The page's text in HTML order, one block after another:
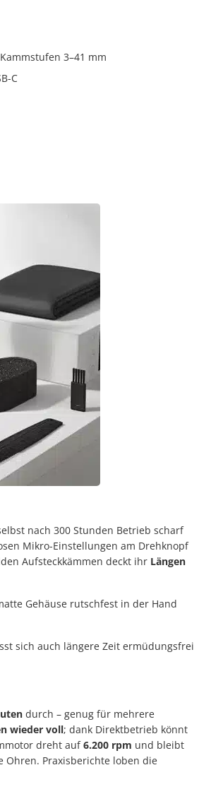
3–41 mm
C
nach 300 Stunden Betrieb scharf
Mikro-Einstellungen am Drehknopf
Aufsteckkämmen deckt ihr Längen
Gehäuse rutschfest in der Hand
sich auch längere Zeit ermüdungsfrei
durch – genug für mehrere
wieder voll; dank Direktbetrieb könnt
dreht auf6.200 rpm und bleibt
Ohren. Praxisberichte loben die